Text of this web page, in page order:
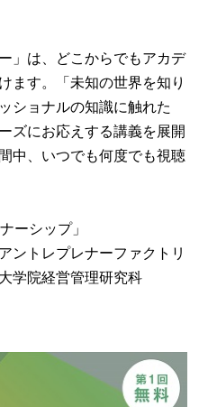
」は、どこからでもアカデ
ます。「未知の世界を知り
ショナルの知識に触れた
ズにお応えする講義を展開
中、いつでも何度でも視聴
ーシップ」
ントレプレナーファクトリ
学院経営管理研究科